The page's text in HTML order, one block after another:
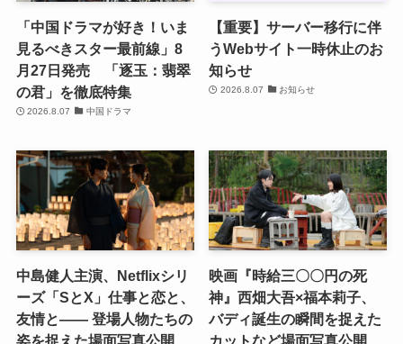
「中国ドラマが好き！いま
見るべきスター最前線」8
月27日発売 「逐玉：翡翠
の君」を徹底特集
2026.8.07 中国ドラマ
【重要】サーバー移行に伴
うWebサイト一時休止のお
知らせ
2026.8.07 お知らせ
中島健人主演、Netflixシリ
ーズ「SとX」仕事と恋と、
友情と―― 登場人物たちの
姿を捉えた場面写真公開
映画『時給三〇〇円の死
神』西畑大吾×福本莉子、
バディ誕生の瞬間を捉えた
カットなど場面写真公開